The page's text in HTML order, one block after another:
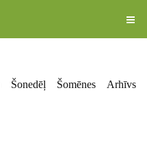
Šonedēļ Šomēnes Arhīvs